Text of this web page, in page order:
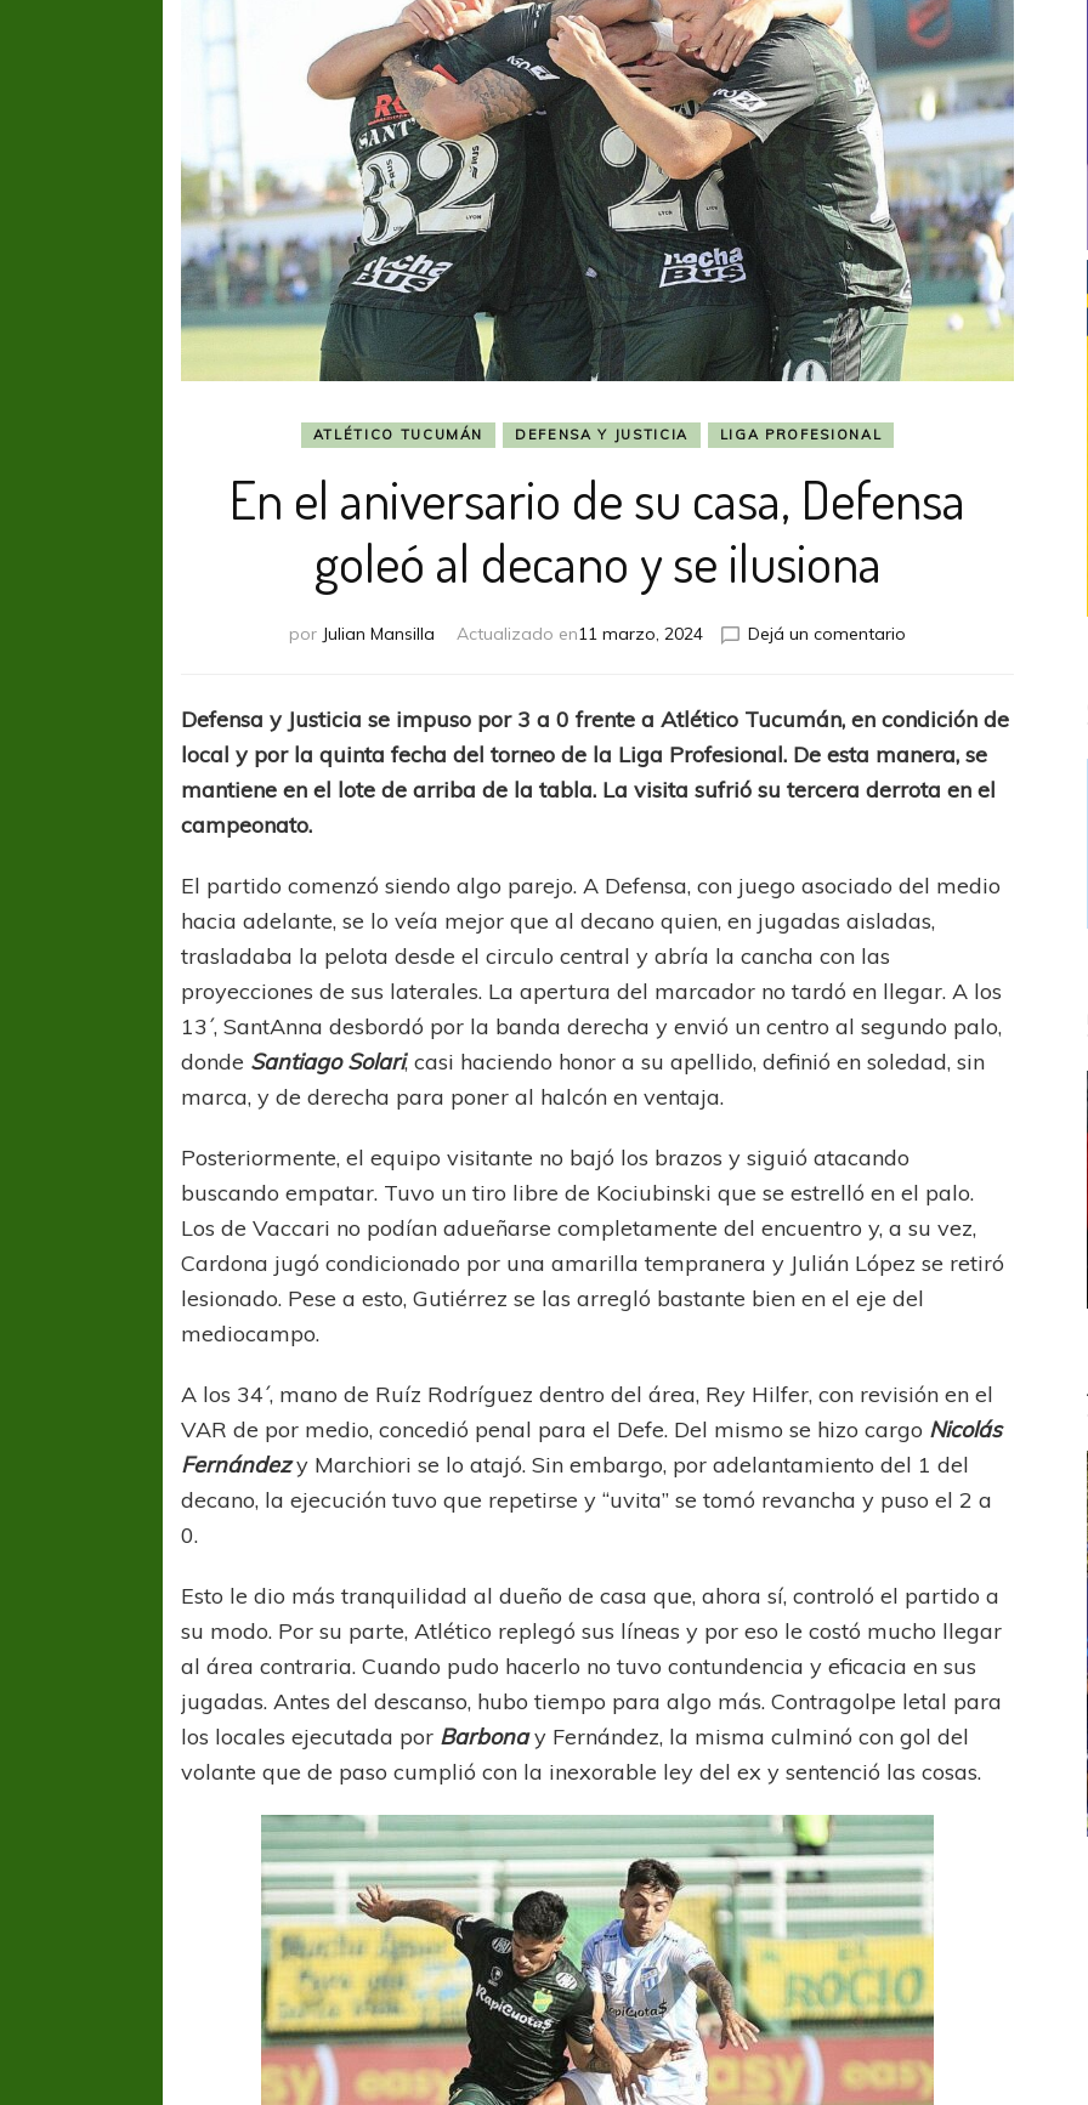
ATLÉTICO TUCUMÁN DEFENSA Y JUSTICIA LIGA PROFESIONAL
En el aniversario de su casa, Defensa
goleó al decano y se ilusiona
por Julian Mansilla Actualizado en11 marzo, 2024 Dejá un comentario
aniversario
de
su
casa,
decano
y
Defensa y Justicia se impuso por 3 a 0 frente a Atlético Tucumán, en condición de
local y por la quinta fecha del torneo de la Liga Profesional. De esta manera, se
mantiene en el lote de arriba de la tabla. La visita sufrió su tercera derrota en el
campeonato.
El partido comenzó siendo algo parejo. A Defensa, con juego asociado del medio
hacia adelante, se lo veía mejor que al decano quien, en jugadas aisladas,
trasladaba la pelota desde el circulo central y abría la cancha con las
proyecciones de sus laterales. La apertura del marcador no tardó en llegar. A los
13´, SantAnna desbordó por la banda derecha y envió un centro al segundo palo,
donde Santiago Solari, casi haciendo honor a su apellido, definió en soledad, sin
marca, y de derecha para poner al halcón en ventaja.
Posteriormente, el equipo visitante no bajó los brazos y siguió atacando
buscando empatar. Tuvo un tiro libre de Kociubinski que se estrelló en el palo.
Los deVaccari no podían adueñarse completamente del encuentro y, a su vez,
Cardona jugó condicionado por una amarilla tempranera y Julián López se retiró
lesionado. Pese a esto, Gutiérrez se las arregló bastante bien en el eje del
mediocampo.
A los 34´, mano de Ruíz Rodríguez dentro del área, Rey Hilfer, con revisión en el
VAR de por medio, concedió penal para el Defe. Del mismo se hizo cargo Nicolás
Fernándezy Marchiori se lo atajó. Sin embargo, por adelantamiento del 1 del
decano, la ejecución tuvo que repetirse y “uvita” se tomó revancha y puso el 2 a
0.
Esto le dio más tranquilidad al dueño de casa que, ahora sí, controló el partido a
su modo. Por su parte, Atlético replegó sus líneas y por eso le costó mucho llegar
al área contraria. Cuando pudo hacerlo no tuvo contundencia y eficacia en sus
jugadas. Antes del descanso, hubo tiempo para algo más. Contragolpe letal para
los locales ejecutada por Barbona y Fernández, la misma culminó con gol del
volante que de paso cumplió con la inexorable ley del ex y sentenció las cosas.
TIGRE
A pesar de la derrota Tigre avanzó a
COPA SUDAMERICANA LANÚS
Sur Defendido
UEFA CHAMPIONS LEAGUE
PSG celebró el bicampeonato